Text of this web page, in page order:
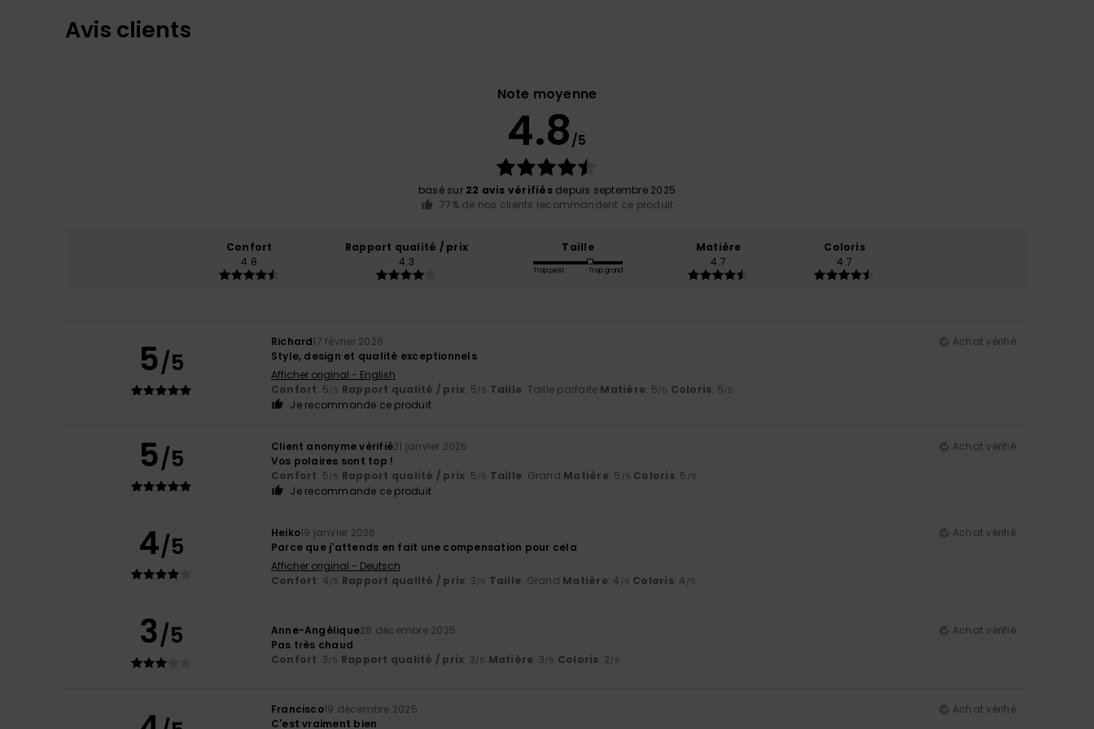
Avis clients
Note moyenne
4.8/5
basé sur 22 avis vérifiésdepuis septembre 2025
77% de nos clients recommandent ce produit
Confort
4.8
Rapport qualité / prix
4.3
Taille
Trop petit Trop grand
Matière
4.7
Coloris
4.7
5/5
Richard17 février 2026
Achat vérifié
Style, design et qualité exceptionnels
Afficher original - English
Confort: 5/5 Rapport qualité / prix: 5/5 Taille: Taille parfaite Matière: 5/5 Coloris: 5/5
Je recommande ce produit
5/5 Client anonyme vérifié21 janvier 2026
Achat vérifié
Vos polaires sont top !
Confort: 5/5 Rapport qualité / prix: 5/5 Taille: Grand Matière: 5 /5 Coloris: 5 /5
Je recommande ce produit
4/5 Heiko19 janvier 2026
Achat vérifié
Parce que j'attends en fait une compensation pour cela
Afficher original - Deutsch
Confort: 4/5 Rapport qualité / prix: 3/5 Taille: Grand Matière: 4 /5 Coloris: 4 /5
3/5 Anne-Angélique28 décembre 2025
Achat vérifié
Pas très chaud
Confort: 3/5 Rapport qualité / prix: 3/5 Matière: 3/5 Coloris: 2/5
Francisco19 décembre 2025
Achat vérifié
C'est vraiment bien